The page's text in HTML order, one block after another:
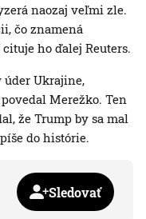
naozaj veľmi zle.
čo znamená
ho ďalej Reuters.
úder Ukrajine,
Merežko. Ten
že Trump by sa mal
do histórie.
Sledovať